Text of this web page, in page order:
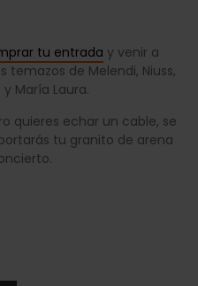
tu entrada y venir a
de Melendi, Niuss,
María Laura.
quieres echar un cable, se
tu granito de arena